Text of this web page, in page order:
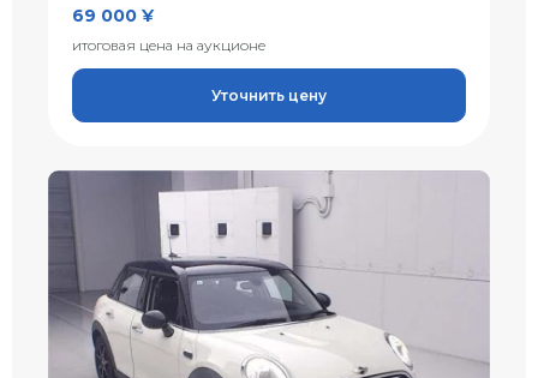
69 000 ¥
итоговая цена на аукционе
Уточнить цену